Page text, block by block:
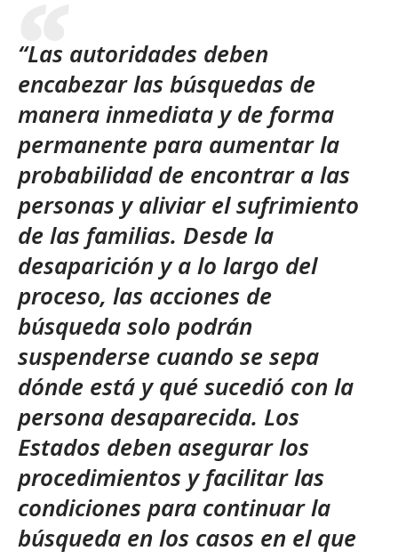
“Las autoridades deben
encabezar las búsquedas de
manera inmediata y de forma
permanente para aumentar la
probabilidad de encontrar a las
personas y aliviar el sufrimiento
de las familias. Desde la
desaparición y a lo largo del
proceso, las acciones de
búsqueda solo podrán
suspenderse cuando se sepa
dónde está y qué sucedió con la
persona desaparecida. Los
Estados deben asegurar los
procedimientos y facilitar las
condiciones para continuar la
búsqueda en los casos en el que